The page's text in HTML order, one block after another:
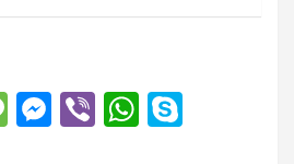
M
M
Vi
W